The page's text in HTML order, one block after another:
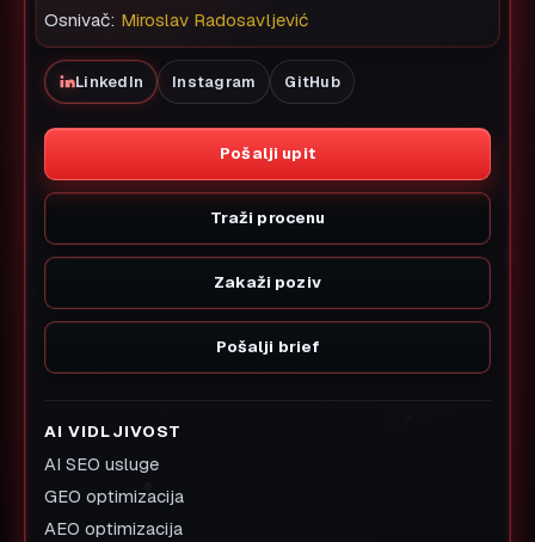
Osnivač: Miroslav Radosavljević
LinkedIn Instagram GitHub
Pošalji upit
Traži procenu
Zakaži poziv
Pošalji brief
AI VIDLJIVOST
AI SEO usluge
GEO optimizacija
AEO optimizacija